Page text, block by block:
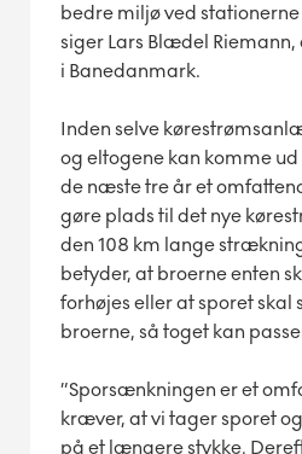
bedre miljø ved stationerne
siger Lars Blædel
i Banedanmark.
Inden selve
og eltogene kan komme
de næste tre år et
gøre plads til det nye
den 108 km lange
betyder, at broerne enten
forhøjes eller at sporet skal
broerne, så toget kan
”Sporsænkningen er et
kræver, at vi tager sporet
på et længere stykke.